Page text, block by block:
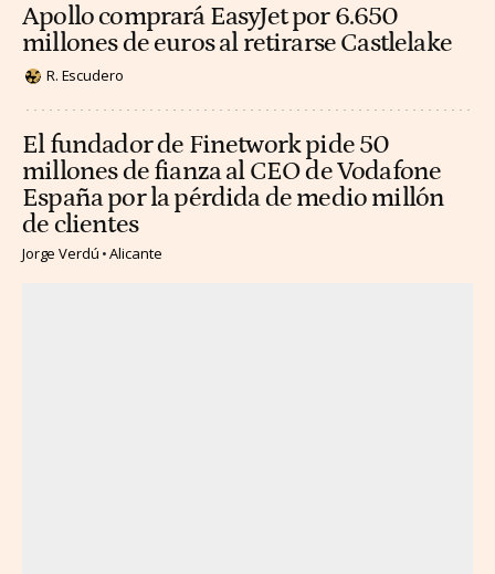
Apollo comprará EasyJet por 6.650
millones de euros al retirarse Castlelake
R. Escudero
El fundador de Finetwork pide 50
millones de fianza al CEO de Vodafone
España por la pérdida de medio millón
de clientes
Jorge Verdú Alicante